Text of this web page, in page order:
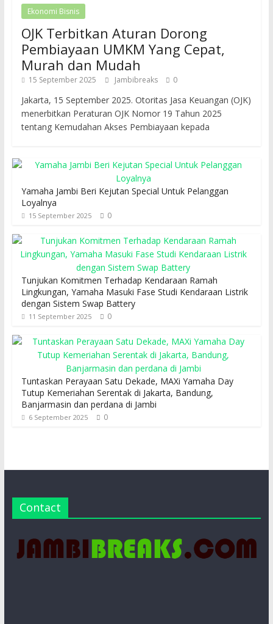
Ekonomi Bisnis
OJK Terbitkan Aturan Dorong
Pembiayaan UMKM Yang Cepat,
Murah dan Mudah
15 September 2025 Jambibreaks 0
Jakarta, 15 September 2025. Otoritas Jasa Keuangan (OJK)
menerbitkan Peraturan OJK Nomor 19 Tahun 2025
tentang Kemudahan Akses Pembiayaan kepada
Yamaha Jambi Beri Kejutan Special Untuk Pelanggan
Loyalnya
15 September 2025 0
Tunjukan Komitmen Terhadap Kendaraan Ramah
Lingkungan, Yamaha Masuki Fase Studi Kendaraan Listrik
dengan Sistem Swap Battery
11 September 2025 0
Tuntaskan Perayaan Satu Dekade, MAXi Yamaha Day
Tutup Kemeriahan Serentak di Jakarta, Bandung,
Banjarmasin dan perdana di Jambi
6 September 2025 0
Contact